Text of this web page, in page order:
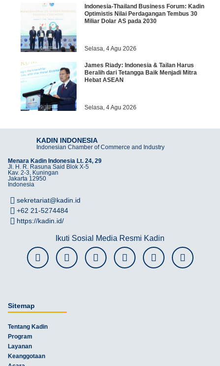
Indonesia-Thailand Business Forum: Kadin
Optimistis Nilai Perdagangan Tembus 30
Miliar Dolar AS pada 2030
Selasa, 4 Agu 2026
James Riady: Indonesia & Tailan Harus
Beralih dari Tetangga Baik Menjadi Mitra
Hebat ASEAN
Selasa, 4 Agu 2026
KADIN INDONESIA
Indonesian Chamber of Commerce and Industry
Menara Kadin Indonesia Lt. 24, 29
Jl. H. R. Rasuna Said Blok X-5
Kav. 2-3, Kuningan
Jakarta 12950
Indonesia
sekretariat@kadin.id
+62 21-5274484
https://kadin.id/
Ikuti Sosial Media Resmi Kadin
Sitemap
Tentang Kadin
Program
Layanan
Keanggotaan